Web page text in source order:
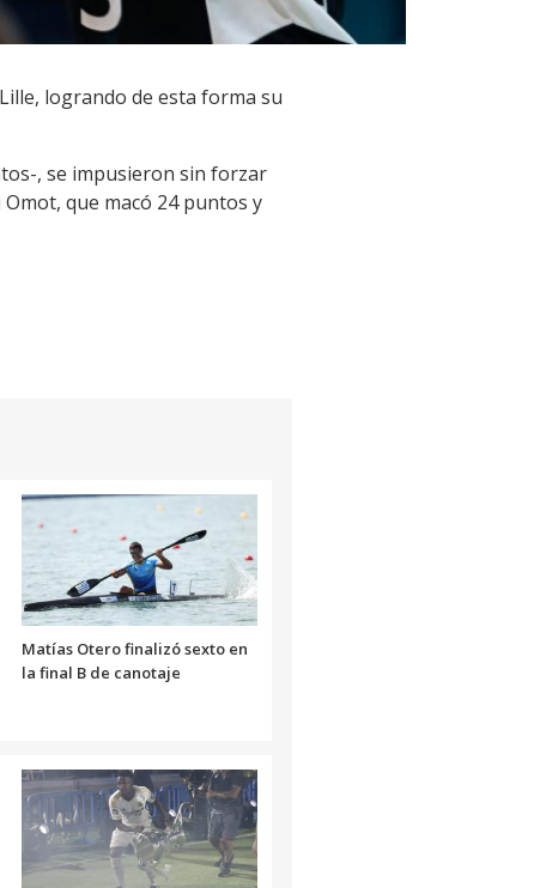
logrando de esta forma su
, se impusieron sin forzar
que macó 24 puntos y
Matías Otero finalizó sexto en
la final B de canotaje